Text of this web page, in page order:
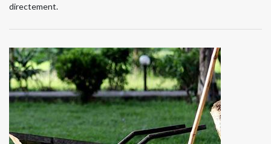
directement.